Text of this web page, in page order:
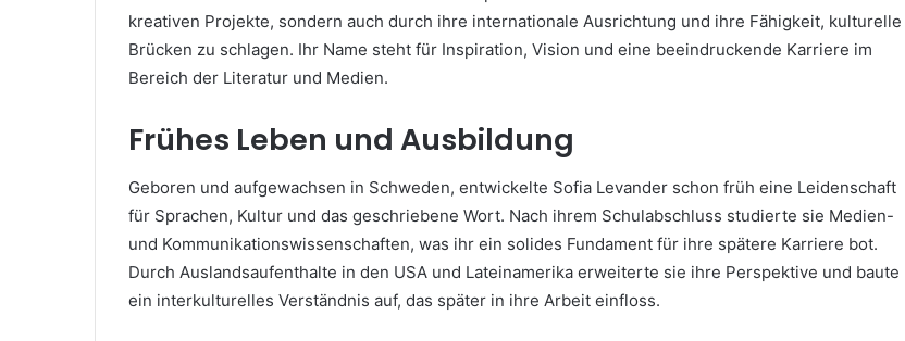
kreativen Projekte, sondern auch durch ihre internationale Ausrichtung und ihre Fähigkeit, kulturelle
Brücken zu schlagen. Ihr Name steht für Inspiration, Vision und eine beeindruckende Karriere im
Bereich der Literatur und Medien.
Frühes Leben und Ausbildung
Geboren und aufgewachsen in Schweden, entwickelte Sofia Levander schon früh eine Leidenschaft
für Sprachen, Kultur und das geschriebene Wort. Nach ihrem Schulabschluss studierte sie Medien-
und Kommunikationswissenschaften, was ihr ein solides Fundament für ihre spätere Karriere bot.
Durch Auslandsaufenthalte in den USA und Lateinamerika erweiterte sie ihre Perspektive und baute
ein interkulturelles Verständnis auf, das später in ihre Arbeit einfloss.